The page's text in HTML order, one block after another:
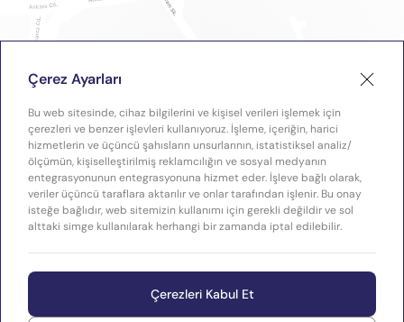
Çerez Ayarları
Bu web sitesinde, cihaz bilgilerini ve kişisel verileri işlemek için
çerezleri ve benzer işlevleri kullanıyoruz. İşleme, içeriğin, harici
hizmetlerin ve üçüncü şahısların unsurlarının, istatistiksel analiz/
ölçümün, kişiselleştirilmiş reklamcılığın ve sosyal medyanın
entegrasyonunun entegrasyonuna hizmet eder. İşleve bağlı olarak,
veriler üçüncü taraflara aktarılır ve onlar tarafından işlenir. Bu onay
isteğe bağlıdır, web sitemizin kullanımı için gerekli değildir ve sol
alttaki simge kullanılarak herhangi bir zamanda iptal edilebilir.
Çerezleri Kabul Et